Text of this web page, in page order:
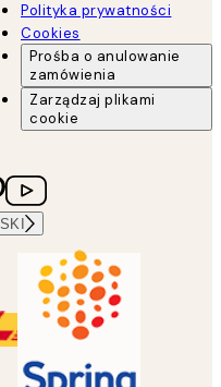
Polityka prywatności
Cookies
Prośba o anulowanie
zamówienia
Zarządzaj plikami
cookie